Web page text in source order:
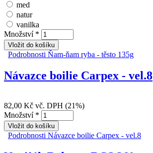
med
natur
vanilka
Množství *
Podrobnosti Ňam-ňam ryba - těsto 135g
Návazce boilie Carpex - vel.8
82,00 Kč vč. DPH (21%)
Množství *
Podrobnosti Návazce boilie Carpex - vel.8